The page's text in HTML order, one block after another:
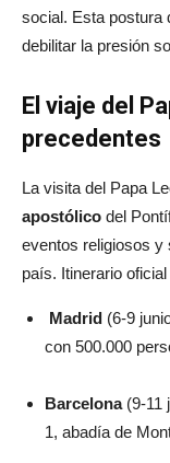
social. Esta postura
debilitar la presión
El viaje del
precedentes
La visita del Papa
apostólico del
eventos religiosos y
país. Itinerario
Madrid (6-9
con 500.000
Barcelona(9-11
1, abadía de